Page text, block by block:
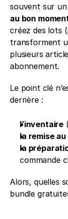
souvent sur
au bon
créez des lots
transforment
plusieurs
abonnement.
Le point clé
derrière :
l’inventaire
la remise
la
commande
Alors, quelles
bundle